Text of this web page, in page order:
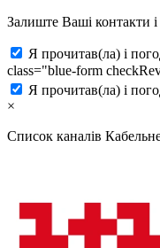
Залиште Ваші контакти
Я прочитав(ла) і
class="blue-form
Я прочитав(ла) і
×
Список каналів